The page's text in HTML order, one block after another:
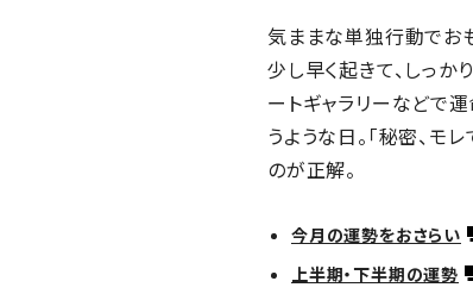
気ままな単独行動でお
少し早く起きて、しっ
ートギャラリーなどで
うような日。「秘密、
のが正解。
今月の運勢をおさらい
上半期・下半期の運勢